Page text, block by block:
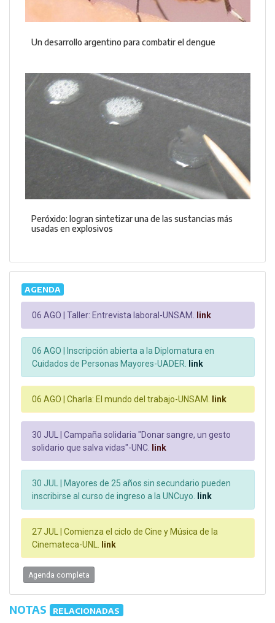
Un desarrollo argentino para combatir el dengue
Peróxido: logran sintetizar una de las sustancias más
usadas en explosivos
AGENDA
06 AGO | Taller: Entrevista laboral-UNSAM. link
06 AGO | Inscripción abierta a la Diplomatura en
Cuidados de Personas Mayores-UADER. link
06 AGO | Charla: El mundo del trabajo-UNSAM. link
30 JUL | Campaña solidaria "Donar sangre, un gesto
solidario que salva vidas"-UNC. link
30 JUL | Mayores de 25 años sin secundario pueden
inscribirse al curso de ingreso a la UNCuyo. link
27 JUL | Comienza el ciclo de Cine y Música de la
Cinemateca-UNL.
link
Agenda completa
NOTAS RELACIONADAS